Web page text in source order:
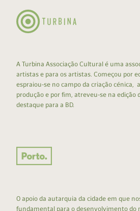
A Turbina Associação Cultural é uma
artistas e para os artistas. Começou por
espraiou-se no campo da criação cénica,
produção e por fim, atreveu-se na edição
destaque para a BD.
O apoio da autarquia da cidade em que
fundamental para o desenvolvimento do